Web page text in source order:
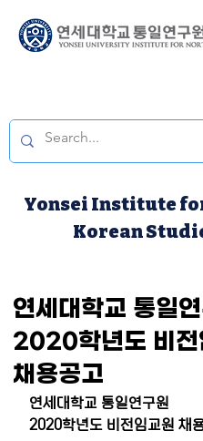
Yonsei Institute
Korean
연세대학교 통일
2020학년도 비전
채용공고
연세대학교 통일연구원
2020학년도 비전임교원 채